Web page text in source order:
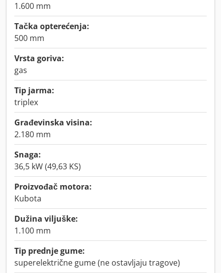
1.600 mm
Tačka opterećenja:
500 mm
Vrsta goriva:
gas
Tip jarma:
triplex
Građevinska visina:
2.180 mm
Snaga:
36,5 kW (49,63 KS)
Proizvođač motora:
Kubota
Dužina viljuške:
1.100 mm
Tip prednje gume:
superelektrične gume (ne ostavljaju tragove)